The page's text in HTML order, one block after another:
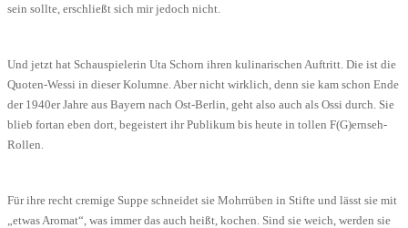
sein sollte, erschließt sich mir jedoch nicht.
Und jetzt hat Schauspielerin Uta Schorn ihren kulinarischen Auftritt. Die ist die
Quoten-Wessi in dieser Kolumne. Aber nicht wirklich, denn sie kam schon Ende
der 1940er Jahre aus Bayern nach Ost-Berlin, geht also auch als Ossi durch. Sie
blieb fortan eben dort, begeistert ihr Publikum bis heute in tollen F(G)ernseh-
Rollen.
Für ihre recht cremige Suppe schneidet sie Mohrrüben in Stifte und lässt sie mit
„etwas Aromat“, was immer das auch heißt, kochen. Sind sie weich, werden sie